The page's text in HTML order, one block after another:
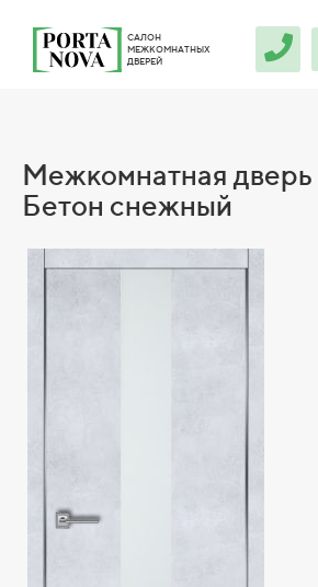
САЛОН
МЕЖКОМНАТНЫХ
ДВЕРЕЙ
Межкомнатная
Бетон снежный